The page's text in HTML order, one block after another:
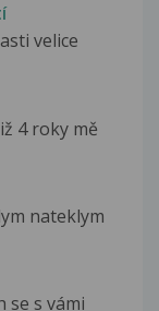
velice
4 roky mě
nateklym
se s vámi